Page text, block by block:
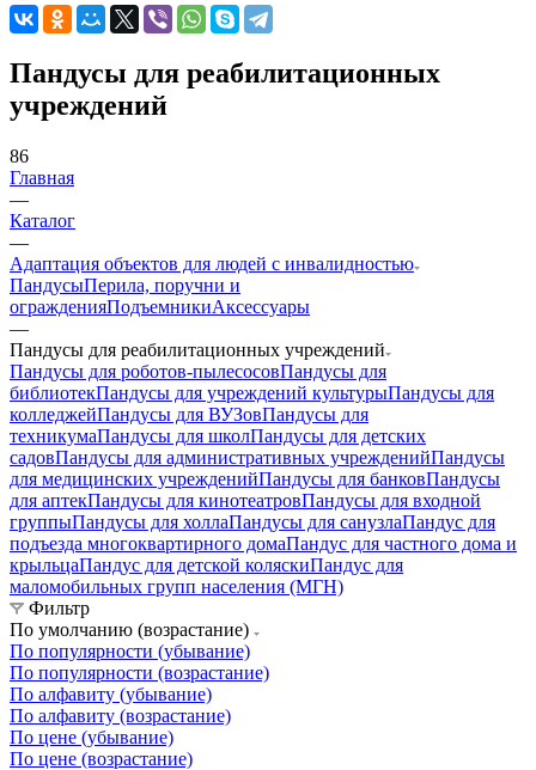
Пандусы для реабилитационных
учреждений
86
Главная
—
Каталог
—
Адаптация объектов для людей с инвалидностью
ПандусыПерила, поручни и
огражденияПодъемникиАксессуары
—
Пандусы для реабилитационных учреждений
Пандусы для роботов-пылесосовПандусы для
библиотекПандусы для учреждений культурыПандусы для
колледжейПандусы для ВУЗовПандусы для
техникумаПандусы для школПандусы для детских
садовПандусы для административных учрежденийПандусы
для медицинских учрежденийПандусы для банковПандусы
для аптекПандусы для кинотеатровПандусы для входной
группыПандусы для холлаПандусы для санузлаПандус для
подъезда многоквартирного домаПандус для частного дома и
крыльцаПандус для детской коляскиПандус для
маломобильных групп населения (МГН)
Фильтр
По умолчанию (возрастание)
По популярности (убывание)
По популярности (возрастание)
По алфавиту (убывание)
По алфавиту (возрастание)
По цене (убывание)
По цене (возрастание)